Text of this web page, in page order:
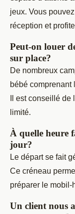
jeux. Vous
réception et
Peut-on louer
sur place?
De nombreux
bébé comprenant
Il est conseillé
limité.
À quelle heure
jour?
Le départ se fait
Ce créneau
préparer le mobil-
Un client nous